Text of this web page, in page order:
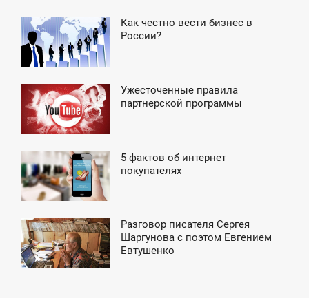
Как честно вести бизнес в
России?
Ужесточенные правила
партнерской программы
5 фактов об интернет
покупателях
Разговор писателя Сергея
Шаргунова с поэтом Евгением
Евтушенко